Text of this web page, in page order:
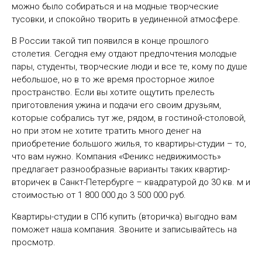
можно было собираться и на модные творческие
тусовки, и спокойно творить в уединенной атмосфере.
В России такой тип появился в конце прошлого
столетия. Сегодня ему отдают предпочтения молодые
пары, студенты, творческие люди и все те, кому по душе
небольшое, но в то же время просторное жилое
пространство. Если вы хотите ощутить прелесть
приготовления ужина и подачи его своим друзьям,
которые собрались тут же, рядом, в гостиной-столовой,
но при этом не хотите тратить много денег на
приобретение большого жилья, то квартиры-студии – то,
что вам нужно. Компания «Феникс недвижимость»
предлагает разнообразные варианты таких квартир-
вторичек в Санкт-Петербурге – квадратурой до 30 кв. м и
стоимостью от 1 800 000 до 3 500 000 руб.
Квартиры-студии в СПб купить (вторичка) выгодно вам
поможет наша компания. Звоните и записывайтесь на
просмотр.